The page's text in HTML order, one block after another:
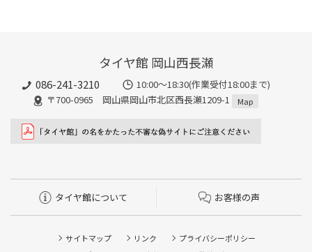
タイヤ館 岡山西長瀬
086-241-3210
10:00〜18:30(作業受付18:00まで)
〒700-0965 岡山県岡山市北区西長瀬1209-1
Map
タイヤ館について お客様の声
サイトマップ リンク
プライバシーポリシー